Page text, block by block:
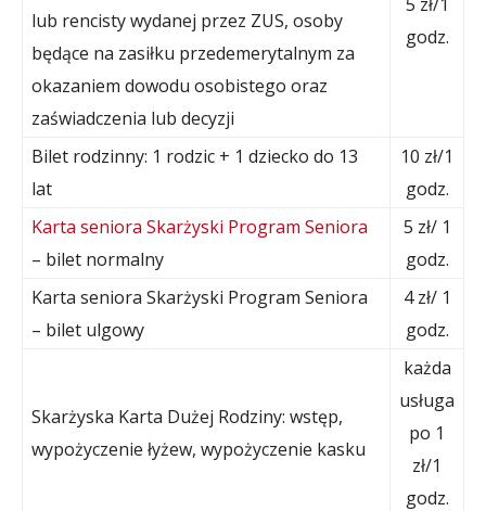
lub rencisty wydanej przez ZUS, osoby
będące na zasiłku przedemerytalnym za
okazaniem dowodu osobistego oraz
zaświadczenia lub decyzji
godz.
Bilet rodzinny: 1 rodzic + 1 dziecko do 13
lat
10 zł/1
godz.
Karta seniora Skarżyski Program Seniora
– bilet normalny
5 zł/ 1
godz.
Karta seniora Skarżyski Program Seniora
– bilet ulgowy
4 zł/ 1
godz.
Skarżyska Karta Dużej Rodziny: wstęp,
wypożyczenie łyżew, wypożyczenie kasku
każda
usługa
po 1
zł/1
godz.